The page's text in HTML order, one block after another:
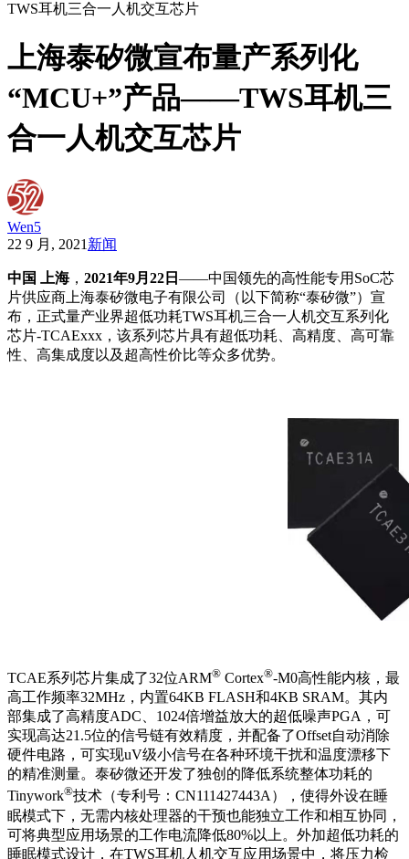
TWS耳机三合一人机交互芯片
上海泰矽微宣布量产系列化
“MCU+”产品——TWS耳机三
合一人机交互芯片
Wen5
22 9 月, 2021 新闻
中国 上海， 2021年9月22日 ——中国领先的高性能专用SoC芯
片供应商上海泰矽微电子有限公司（以下简称“泰矽微”）宣
布，正式量产业界超低功耗TWS耳机三合一人机交互系列化
芯片-TCAExxx，该系列芯片具有超低功耗、高精度、高可靠
性、高集成度以及超高性价比等众多优势。
TCAE系列芯片集成了32位ARM® Cortex®-M0高性能内核，最
高工作频率32MHz，内置64KB FLASH和4KB SRAM。其内
部集成了高精度ADC、1024倍增益放大的超低噪声PGA，可
实现高达21.5位的信号链有效精度，并配备了Offset自动消除
硬件电路，可实现uV级小信号在各种环境干扰和温度漂移下
的精准测量。泰矽微还开发了独创的降低系统整体功耗的
Tinywork®技术（专利号：CN111427443A），使得外设在睡
眠模式下，无需内核处理器的干预也能独立工作和相互协同，
可将典型应用场景的工作电流降低80%以上。外加超低功耗的
睡眠模式设计，在TWS耳机人机交互应用场景中，将压力检